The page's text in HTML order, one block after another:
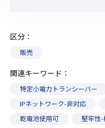
区分
販売
関連キーワード
特定小電力トランシーバー
IPネットワーク-非対応
乾電池使用可
堅牢性